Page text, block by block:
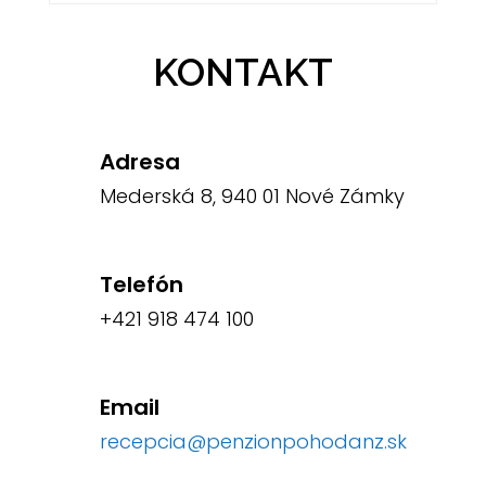
KONTAKT
Adresa
Mederská 8, 940 01 Nové Zámky
Telefón
+421 918 474 100
Email
recepcia@penzionpohodanz.sk